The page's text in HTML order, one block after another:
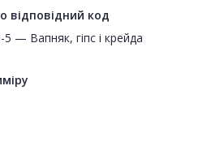
відповідний код
— Вапняк, гіпс і крейда